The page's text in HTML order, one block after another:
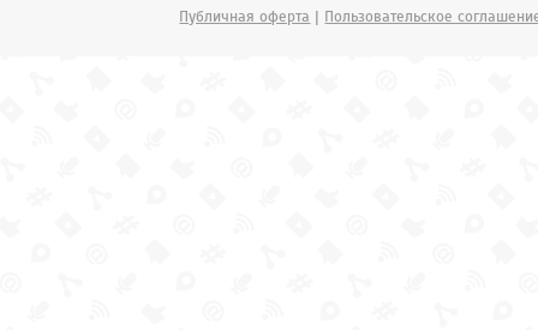
Публичная оферта | Пользовательское